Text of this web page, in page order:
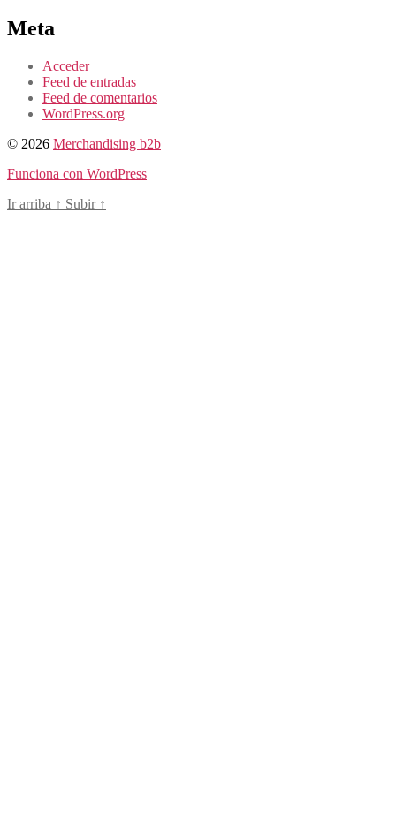
Meta
Acceder
Feed de entradas
Feed de comentarios
WordPress.org
© 2026 Merchandising b2b
Funciona con WordPress
Ir arriba ↑ Subir ↑